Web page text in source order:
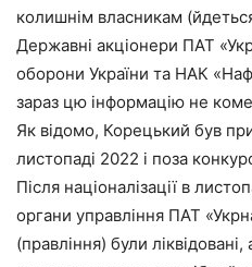
колишнім власникам
Державні акціонери ПАТ
оборони України та НАК
зараз цю інформацію не
Як відомо, Корецький був
листопаді 2022 і поза
Після націоналізації в
органи управління ПАТ
(правління) були ліквідовані,